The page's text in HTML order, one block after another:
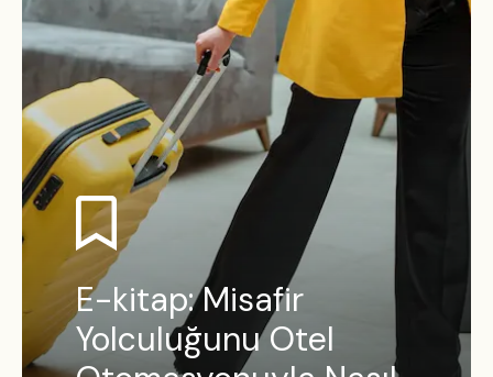
E-kitap: Misafir
Yolculuğunu Otel